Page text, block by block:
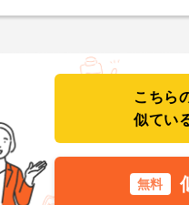
こちら
似てい
無料